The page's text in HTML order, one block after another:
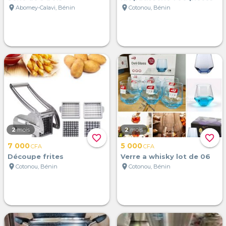
location_on Abomey-Calavi, Bénin
location_on Cotonou, Bénin
favorite_border
2 mois
7 000CFA
Découpe frites
location_on Cotonou, Bénin
favorite_border
2 mois
5 000CFA
Verre a whisky lot de 06
location_on Cotonou, Bénin